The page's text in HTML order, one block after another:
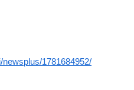
1781684952/